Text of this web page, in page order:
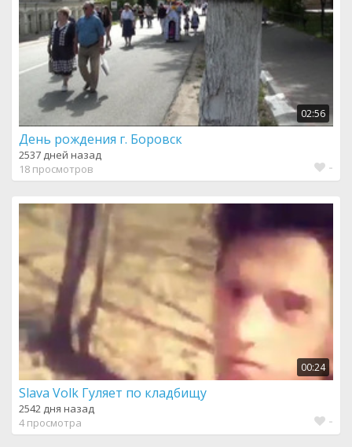
02:56
День рождения г. Боровск
2537 дней назад
18 просмотров
-
00:24
Slava Volk Гуляет по кладбищу
2542 дня назад
4 просмотра
-